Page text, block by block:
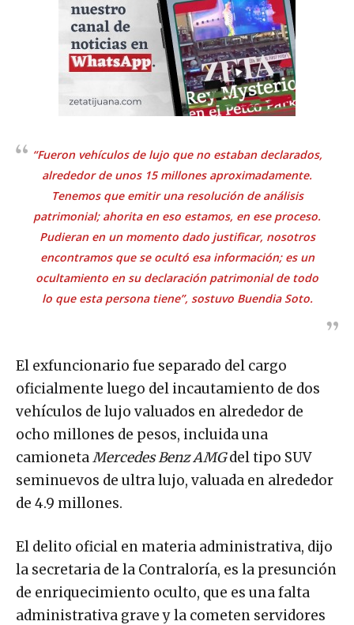
“Fueron vehículos de lujo que no estaban declarados,
alrededor de unos 15 millones aproximadamente.
Tenemos que emitir una resolución de análisis
patrimonial; ahorita en eso estamos, en ese proceso.
Pudieran en un momento dado justificar, nosotros
encontramos que se ocultó esa información; es un
ocultamiento en su declaración patrimonial de todo
lo que esta persona tiene”, sostuvo Buendia Soto.
El exfuncionario fue separado del cargo
oficialmente luego del incautamiento de dos
vehículos de lujo valuados en alrededor de
ocho millones de pesos, incluida una
camionetaMercedes Benz AMGdel tipo SUV
seminuevos de ultra lujo, valuada en alrededor
de 4.9 millones.
El delito oficial en materia administrativa, dijo
la secretaria de la Contraloría, es la presunción
de enriquecimiento oculto, que es una falta
administrativa grave y la cometen servidores